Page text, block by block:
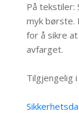
På tekstiler:
myk børste.
for å sikre
avfarget.
Tilgjengelig